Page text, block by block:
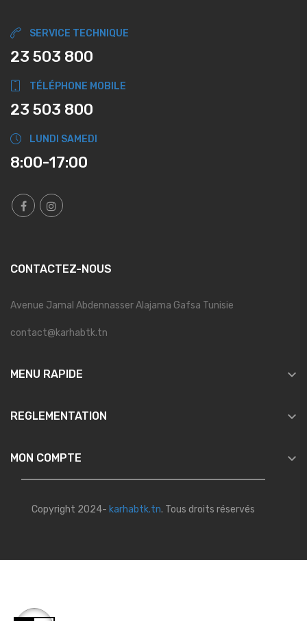
SERVICE TECHNIQUE
23 503 800
TÉLÉPHONE MOBILE
23 503 800
LUNDI SAMEDI
8:00-17:00
CONTACTEZ-NOUS
Avenue Jamal Abdennasser Alajama Gafsa Tunisie
contact@karhabtk.tn
MENU RAPIDE 
REGLEMENTATION 
MON COMPTE 
Copyright 2024- karhabtk.tn. Tous droits réservés